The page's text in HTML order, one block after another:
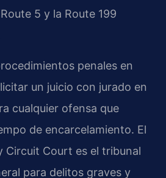
5 y la Route 199
penales en
un juicio con jurado en
cualquier ofensa que
de encarcelamiento. El
Circuit Court es el tribunal
para delitos graves y